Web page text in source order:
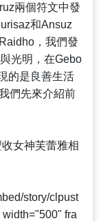
兩個符文中發
和Ansuz
，我們發
光明，在Gebo
的是良善生活
們先來介紹前
女神芙蕾雅相
story/clpust
fra